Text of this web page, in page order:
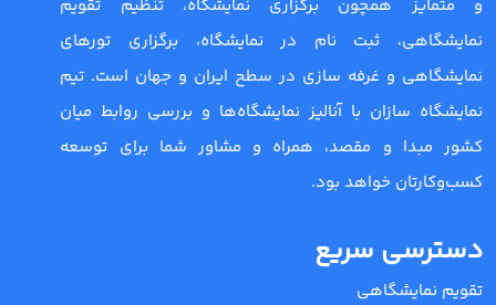
و متمایز همچون برگزاری نمایشگاه، تنظیم تقویم
نمایشگاهی، ثبت نام در نمایشگاه، برگزاری تورهای
نمایشگاهی و غرفه سازی در سطح ایران و جهان است. تیم
نمایشگاه سازان با آنالیز نمایشگاه‌ها و بررسی روابط میان
کشور مبدا و مقصد، همراه و مشاور شما برای توسعه
کسب‌وکارتان خواهد بود.
دسترسی سریع
تقویم نمایشگاهی